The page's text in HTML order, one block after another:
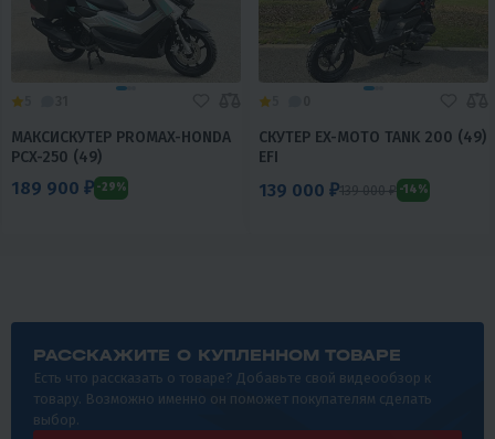
МАКСИСКУТЕР PROMAX-HONDA
PCX-250 (49)
189 900 ₽ -29%
СКУТЕР EX-MOTO TANK 200 (49)
EFI
139 000 ₽139 000 ₽ -14%
РАССКАЖИТЕ О КУПЛЕННОМ ТОВАРЕ
Есть что рассказать о товаре? Добавьте свой видеообзор к
товару. Возможно именно он поможет покупателям сделать
выбор.